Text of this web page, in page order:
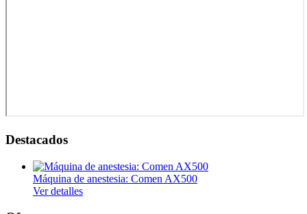
Destacados
Máquina de anestesia: Comen AX500
Ver detalles